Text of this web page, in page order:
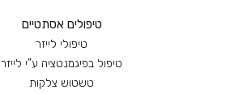
טיפולים אסתטיים
טיפולי לייזר
טיפול בפיגמנטציה ע”י לייזר
טשטוש צלקות